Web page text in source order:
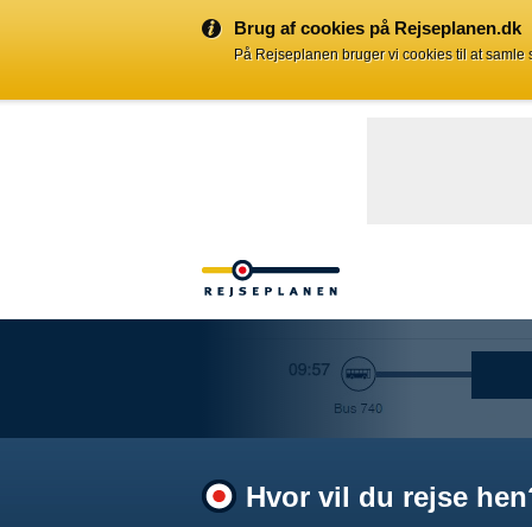
Brug af cookies på Rejseplanen.dk
På Rejseplanen bruger vi cookies til at
Hvor vil du rejse